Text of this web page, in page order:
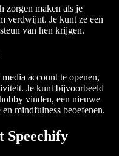
zorgen maken als je
verdwijnt. Je kunt ze een
van hen krijgen.
account te openen,
Je kunt bijvoorbeeld
vinden, een nieuwe
mindfulness beoefenen.
Speechify